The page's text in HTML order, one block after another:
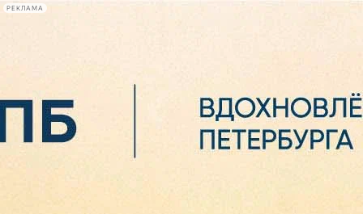
РЕКЛАМА
Сегодня:
2026.08.06
07:07